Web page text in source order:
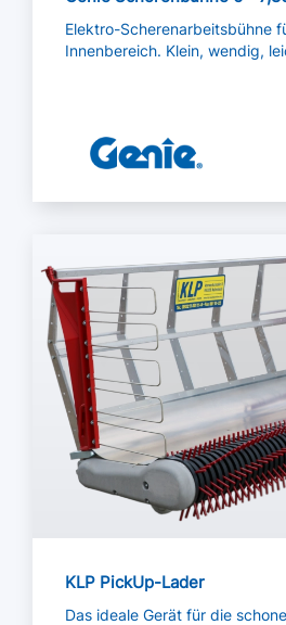
Elektro-Scherenarbeitsbühne
Innenbereich. Klein, wendig,
KLP PickUp-Lader
Das ideale Gerät für die